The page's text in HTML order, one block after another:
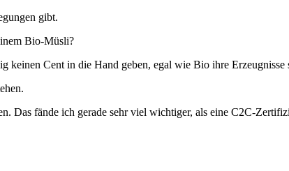
gibt.
Bio-Müsli?
keinen Cent in die Hand geben, egal wie Bio ihre Erzeugnisse
Das fände ich gerade sehr viel wichtiger, als eine C2C-